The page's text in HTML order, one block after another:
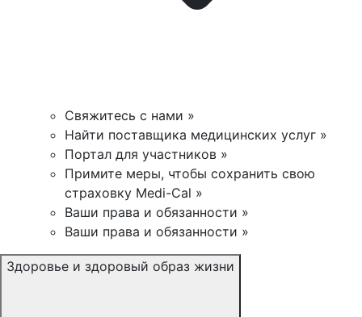
Свяжитесь с нами »
Найти поставщика медицинских услуг »
Портал для участников »
Примите меры, чтобы сохранить свою
страховку Medi-Cal »
Ваши права и обязанности »
Ваши права и обязанности »
Здоровье и здоровый образ жизни